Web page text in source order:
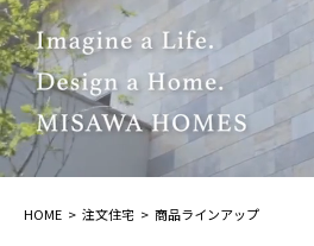
デザイナーズギャラリー
インテリア
住まいづくりガイド
買う
店舗・各種施設
土地活用モデルルーム見学
土地活用実例
リフォームの流れ
リフォームメニュー
リフォーム事例
事業用
複合開発事業（ASMACI-アスマ
再開発・官民連携事業
分譲マンション開発事業
サポートメニュー
住まいるりんぐ（ロングサポー
保証制度
企業・IR情報
企業・IR
ニュース
展示場・イベント情報
カタログ請求
HOME 注文住宅 商品ラインアップ